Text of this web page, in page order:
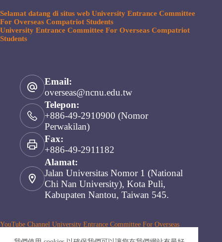
Selamat datang di situs web University Entrance Committee
For Overseas Compatriot Students
University Entrance Committee For Overseas Compatriot
Students
Email:
overseas@ncnu.edu.tw
Telepon:
+886-49-2910900 (Nomor
Perwakilan)
Fax:
+886-49-2911182
Alamat:
Jalan Universitas Nomor 1 (National
Chi Nan University), Kota Puli,
Kabupaten Nantou, Taiwan 545.
YouTube Channel University Entrance Committee For Overseas